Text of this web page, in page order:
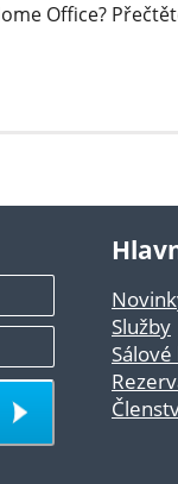
Office?
Služby